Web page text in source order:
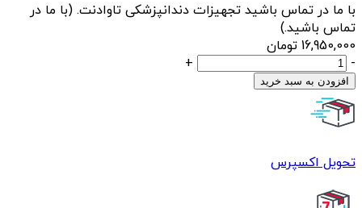
با ما در تماس باشید تجهیزات دندانپزشکی تاوادنت. (با ما در
تماس باشید.)
16,950,000 تومان
سرویتور
چکاوک
مدل
FG3
-
+
افزودن به سبد خرید
تحویل اکسپرس